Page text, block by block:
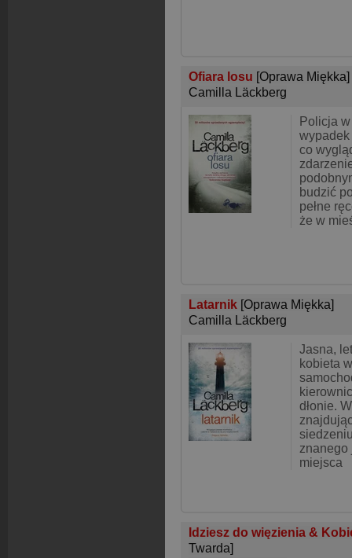
Ofiara losu [Oprawa Miękka]
Camilla Läckberg
Policja
wypadek
co
budzić
pełne
że w
Latarnik [Oprawa Miękka]
Camilla Läckberg
Jasna,
kobieta
dłonie.
znanego
miejsca
Idziesz do więzienia &
Twarda]